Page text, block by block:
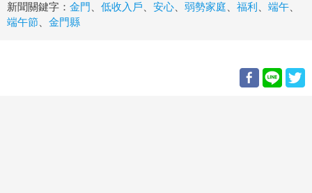
新聞關鍵字： 金門 低收入戶 安心 弱勢家庭 福利 端午
端午節
金門縣